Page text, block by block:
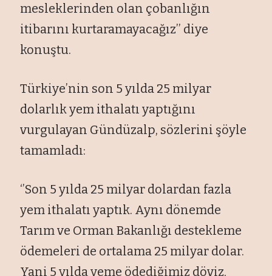
mesleklerinden olan çobanlığın
itibarını kurtaramayacağız’’ diye
konuştu.
Türkiye’nin son 5 yılda 25 milyar
dolarlık yem ithalatı yaptığını
vurgulayan Gündüzalp, sözlerini şöyle
tamamladı:
‘’Son 5 yılda 25 milyar dolardan fazla
yem ithalatı yaptık. Aynı dönemde
Tarım ve Orman Bakanlığı destekleme
ödemeleri de ortalama 25 milyar dolar.
Yani 5 yılda yeme ödediğimiz döviz,